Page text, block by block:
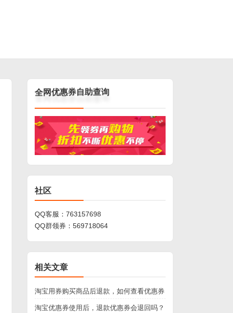
全网 优惠券自助查询
社区
QQ客服： 763157698
QQ群领券： 569718064
相关文章
淘宝用券购买商品后退款，如何查看优惠券
是否退还？
淘宝优惠券使用后，退款优惠券会退回吗？